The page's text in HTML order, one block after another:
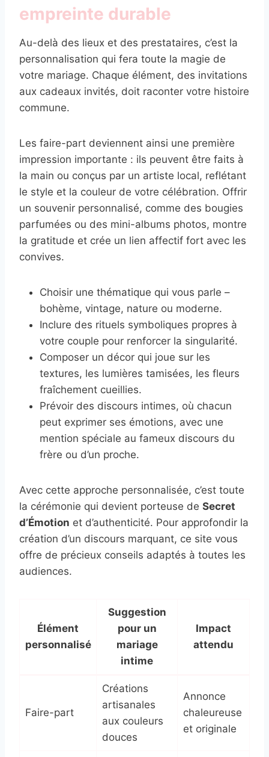
empreinte durable
Au-delà des lieux et des prestataires, c’est la
personnalisation qui fera toute la magie de
votre mariage. Chaque élément, des invitations
aux cadeaux invités, doit raconter votre histoire
commune.
Les faire-part deviennent ainsi une première
impression importante : ils peuvent être faits à
la main ou conçus par un artiste local, reflétant
le style et la couleur de votre célébration. Offrir
un souvenir personnalisé, comme des bougies
parfumées ou des mini-albums photos, montre
la gratitude et crée un lien affectif fort avec les
convives.
Choisir une thématique qui vous parle –
bohème, vintage, nature ou moderne.
Inclure des rituels symboliques propres à
votre couple pour renforcer la singularité.
Composer un décor qui joue sur les
textures, les lumières tamisées, les fleurs
fraîchement cueillies.
Prévoir des discours intimes, où chacun
peut exprimer ses émotions, avec une
mention spéciale au fameux discours du
frère ou d’un proche.
Avec cette approche personnalisée, c’est toute
la cérémonie qui devient porteuse de Secret
d’Émotion et d’authenticité. Pour approfondir la
création d’un discours marquant, ce site vous
offre de précieux conseils adaptés à toutes les
audiences.
Élément
personnalisé
Suggestion
pour un
mariage
intime
Impact
attendu
Faire-part
Créations
artisanales
aux couleurs
douces
Annonce
chaleureuse
et originale